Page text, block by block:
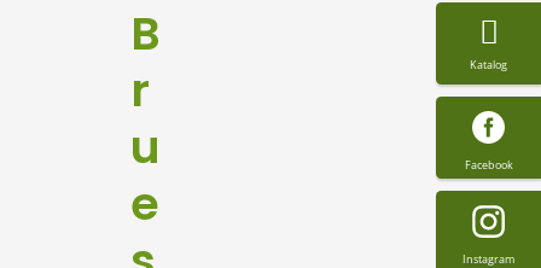
B
r
u
e
Katalog
Facebook
Instagram